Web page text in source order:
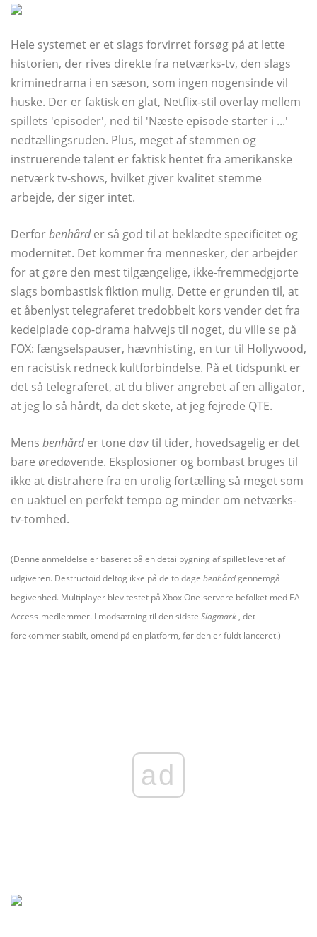
Hele systemet er et slags forvirret forsøg på at lette
historien, der rives direkte fra netværks-tv, den slags
kriminedrama i en sæson, som ingen nogensinde vil
huske. Der er faktisk en glat, Netflix-stil overlay mellem
spillets 'episoder', ned til 'Næste episode starter i ...'
nedtællingsruden. Plus, meget af stemmen og
instruerende talent er faktisk hentet fra amerikanske
netværk tv-shows, hvilket giver kvalitet stemme
arbejde, der siger intet.
Derforbenhårder så god til at beklædte specificitet og
modernitet. Det kommer fra mennesker, der arbejder
for at gøre den mest tilgængelige, ikke-fremmedgjorte
slags bombastisk fiktion mulig. Dette er grunden til, at
et åbenlyst telegraferet tredobbelt kors vender det fra
kedelplade cop-drama halvvejs til noget, du ville se på
FOX: fængselspauser, hævnhisting, en tur til Hollywood,
en racistisk redneck kultforbindelse. På et tidspunkt er
det så telegraferet, at du bliver angrebet af en alligator,
at jeg lo så hårdt, da det skete, at jeg fejrede QTE.
Mens benhårder tone døv til tider, hovedsagelig er det
bare øredøvende. Eksplosioner og bombast bruges til
ikke at distrahere fra en urolig fortælling så meget som
en uaktuel en perfekt tempo og minder om netværks-
tv-tomhed.
(Denne anmeldelse er baseret på en detailbygning af spillet leveret af
udgiveren. Destructoid deltog ikke på de to dage benhårdgennemgå
begivenhed. Multiplayer blev testet på Xbox One-servere befolket med EA
Access-medlemmer. I modsætning til den sidste Slagmark, det
forekommer stabilt, omend på en platform, før den er fuldt lanceret.)
ad